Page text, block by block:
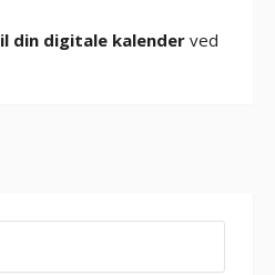
din digitale kalender ved